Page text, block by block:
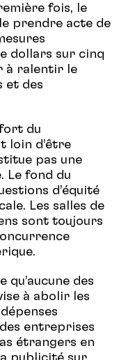
fois, le
prendre acte de
dollars sur cinq
à ralentir le
et des
du
loin d’être
pas une
Le fond du
d’équité
Les salles de
sont toujours
qu’aucune des
à abolir les
entreprises
étrangers en